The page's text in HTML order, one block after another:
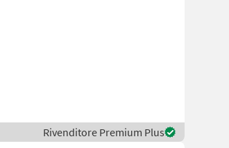
Rivenditore Premium Plus